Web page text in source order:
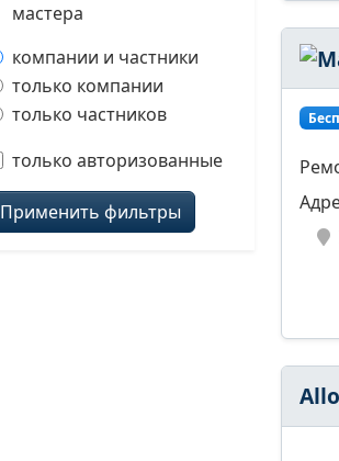
мастера
компании и частники
только компании
только частников
только авторизованные
Применить фильтры